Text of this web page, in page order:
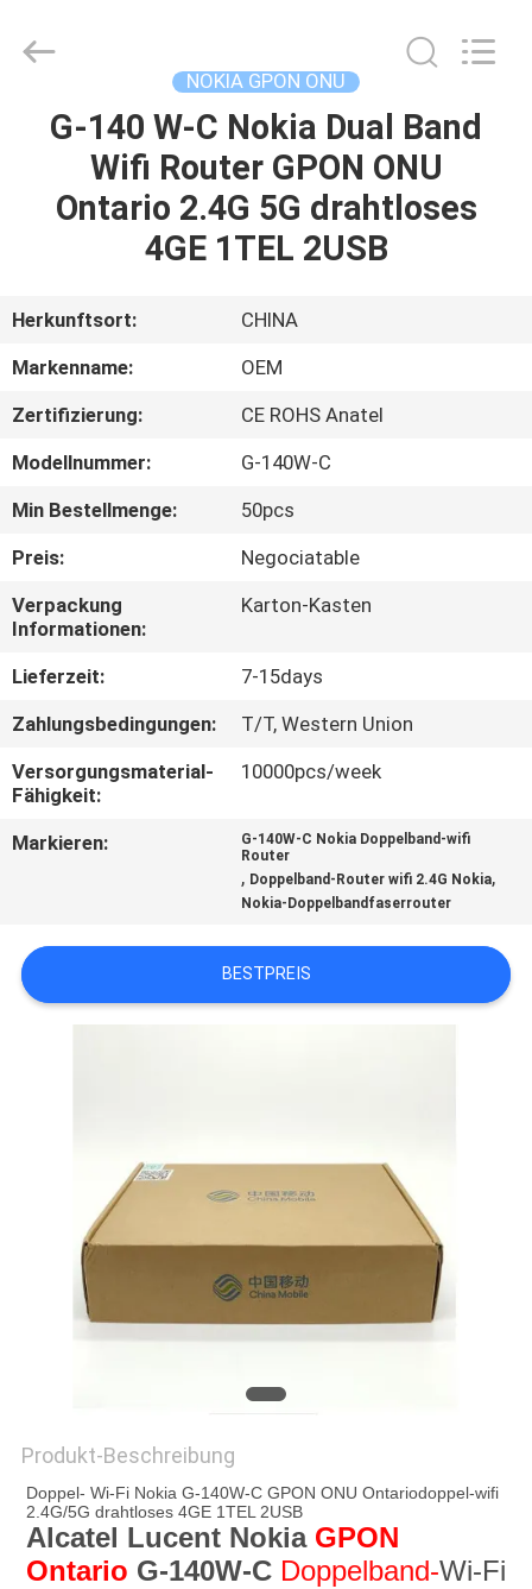
HAUS
PRODUKTE
UNS
AUSFLUG
QUALITÄTSKONTROLLE
TRETEN
SIE
MIT
UNS
VERBINDUNG
EIN
ZITAT
LIMITED.
NOKIA GPON ONU
G-140 W-C Nokia Dual Band
Wifi Router GPON ONU
Ontario 2.4G 5G drahtloses
4GE 1TEL 2USB
Herkunftsort:
CHINA
Markenname:
OEM
Zertifizierung:
CE ROHS Anatel
Modellnummer:
G-140W-C
Min Bestellmenge:
50pcs
Preis:
Negociatable
Verpackung
Informationen:
Karton-Kasten
Lieferzeit:
7-15days
Zahlungsbedingungen:
T/T, Western Union
Versorgungsmaterial-
Fähigkeit:
10000pcs/week
Markieren:
G-140W-C Nokia Doppelband-wifi
Router
, Doppelband-Router wifi 2.4G Nokia,
Nokia-Doppelbandfaserrouter
BESTPREIS
Produkt-Beschreibung
Doppel- Wi-Fi Nokia G-140W-C GPON ONU Ontariodoppel-wifi
2.4G/5G drahtloses 4GE 1TEL 2USB
Alcatel Lucent Nokia GPON
Ontario G-140W-C Doppelband-